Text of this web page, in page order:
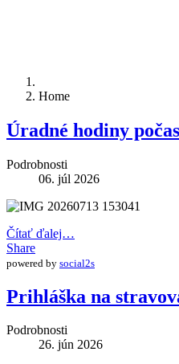
Home
Úradné hodiny
Podrobnosti
06. júl 2026
Čítať ďalej…
Share
powered by social2s
Prihláška na
Podrobnosti
26. jún 2026